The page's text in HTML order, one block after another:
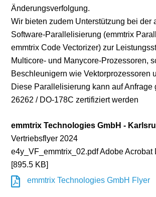
Änderungsverfolgung.
Wir bieten zudem Unterstützung bei der
Software-Parallelisierung (emmtrix
emmtrix Code Vectorizer) zur
Multicore- und Manycore-Prozessoren,
Beschleunigern wie Vektorprozessoren
Diese Parallelisierung kann auf Anfrage
26262 / DO-178C zertifiziert werden
emmtrix Technologies GmbH -
Vertriebsflyer 2024
e4y_VF_emmtrix_02.pdf Adobe Acrobat
[895.5 KB]
emmtrix Technologies GmbH Flyer